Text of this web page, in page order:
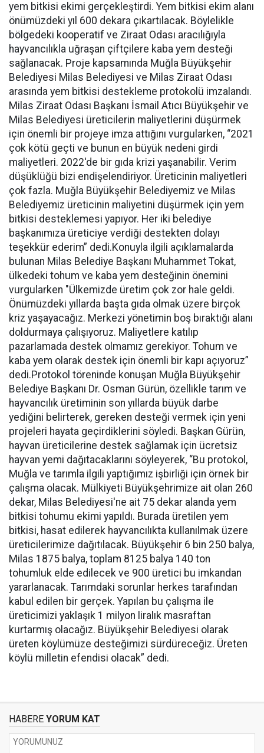
yem bitkisi ekimi gerçekleştirdi. Yem bitkisi ekim alanı
önümüzdeki yıl 600 dekara çıkartılacak. Böylelikle
bölgedeki kooperatif ve Ziraat Odası aracılığıyla
hayvancılıkla uğraşan çiftçilere kaba yem desteği
sağlanacak. Proje kapsamında Muğla Büyükşehir
Belediyesi Milas Belediyesi ve Milas Ziraat Odası
arasında yem bitkisi destekleme protokolü imzalandı.
Milas Ziraat Odası Başkanı İsmail Atıcı Büyükşehir ve
Milas Belediyesi üreticilerin maliyetlerini düşürmek
için önemli bir projeye imza attığını vurgularken, “2021
çok kötü geçti ve bunun en büyük nedeni girdi
maliyetleri. 2022'de bir gıda krizi yaşanabilir. Verim
düşüklüğü bizi endişelendiriyor. Üreticinin maliyetleri
çok fazla. Muğla Büyükşehir Belediyemiz ve Milas
Belediyemiz üreticinin maliyetini düşürmek için yem
bitkisi desteklemesi yapıyor. Her iki belediye
başkanımıza üreticiye verdiği destekten dolayı
teşekkür ederim” dedi.Konuyla ilgili açıklamalarda
bulunan Milas Belediye Başkanı Muhammet Tokat,
ülkedeki tohum ve kaba yem desteğinin önemini
vurgularken "Ülkemizde üretim çok zor hale geldi.
Önümüzdeki yıllarda başta gıda olmak üzere birçok
kriz yaşayacağız. Merkezi yönetimin boş bıraktığı alanı
doldurmaya çalışıyoruz. Maliyetlere katılıp
pazarlamada destek olmamız gerekiyor. Tohum ve
kaba yem olarak destek için önemli bir kapı açıyoruz”
dedi.Protokol töreninde konuşan Muğla Büyükşehir
Belediye Başkanı Dr. Osman Gürün, özellikle tarım ve
hayvancılık üretiminin son yıllarda büyük darbe
yediğini belirterek, gereken desteği vermek için yeni
projeleri hayata geçirdiklerini söyledi. Başkan Gürün,
hayvan üreticilerine destek sağlamak için ücretsiz
hayvan yemi dağıtacaklarını söyleyerek, “Bu protokol,
Muğla ve tarımla ilgili yaptığımız işbirliği için örnek bir
çalışma olacak. Mülkiyeti Büyükşehrimize ait olan 260
dekar, Milas Belediyesi'ne ait 75 dekar alanda yem
bitkisi tohumu ekimi yapıldı. Burada üretilen yem
bitkisi, hasat edilerek hayvancılıkta kullanılmak üzere
üreticilerimize dağıtılacak. Büyükşehir 6 bin 250 balya,
Milas 1875 balya, toplam 8125 balya 140 ton
tohumluk elde edilecek ve 900 üretici bu imkandan
yararlanacak. Tarımdaki sorunlar herkes tarafından
kabul edilen bir gerçek. Yapılan bu çalışma ile
üreticimizi yaklaşık 1 milyon liralık masraftan
kurtarmış olacağız. Büyükşehir Belediyesi olarak
üreten köylümüze desteğimizi sürdüreceğiz. Üreten
köylü milletin efendisi olacak” dedi.
HABERE YORUM KAT